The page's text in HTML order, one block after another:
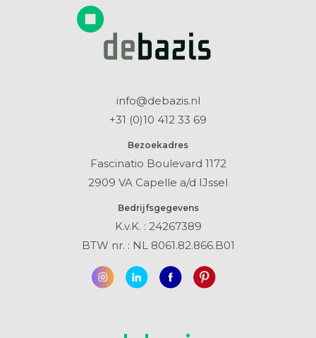
info@debazis.nl
+31 (0)10 412 33 69
Bezoekadres
Fascinatio Boulevard 1172
2909 VA Capelle a/d IJssel
Bedrijfsgegevens
K.v.K. : 24267389
BTW nr. : NL 8061.82.866.B01